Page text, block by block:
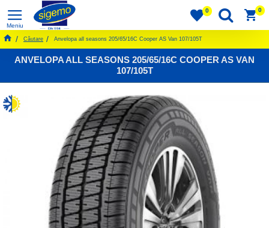
0 0
Căutare Anvelopa all seasons 205/65/16C Cooper AS Van 107/105T
ANVELOPA ALL SEASONS 205/65/16C COOPER AS VAN
107/105T